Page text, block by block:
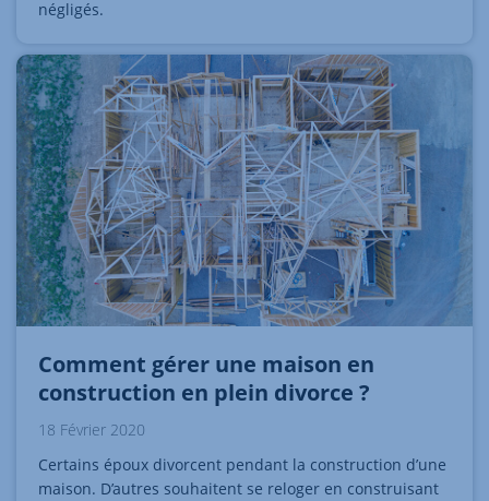
négligés.
Comment gérer une maison en
construction en plein divorce ?
18 Février 2020
Certains époux divorcent pendant la construction d’une
maison. D’autres souhaitent se reloger en construisant